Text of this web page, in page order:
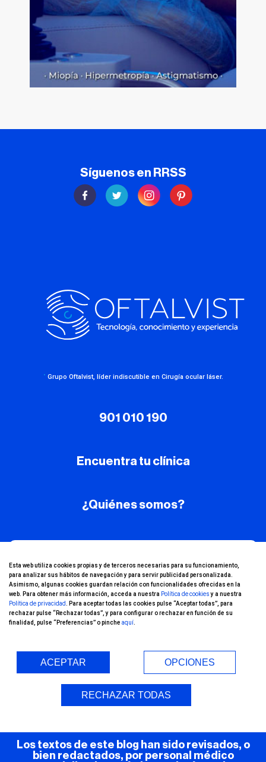
Síguenos en RRSS
· Grupo Oftalvist, líder indiscutible en Cirugía ocular láser.
901 010 190
Encuentra tu clínica
¿Quiénes somos?
¡Conoce nuestro
canal de YouTube!
Entorno Seguro (COVID-19)
Los textos de este blog han sido revisados, o
bien redactados, por personal médico
Esta web utiliza cookies propias y de terceros necesarias para su funcionamiento,
para analizar sus hábitos de navegación y para servir publicidad personalizada.
Asimismo, algunas cookies guardan relación con funcionalidades ofrecidas en la
web. Para obtener más información, acceda a nuestra Política de cookiesy a nuestra
Política de privacidad
. Para aceptar todas las cookies pulse “Aceptar todas”, para
rechazar pulse “Rechazar todas”, y para configurar o rechazar en función de su
finalidad, pulse “Preferencias” o pinche aquí
ACEPTAR OPCIONES
RECHAZAR TODAS